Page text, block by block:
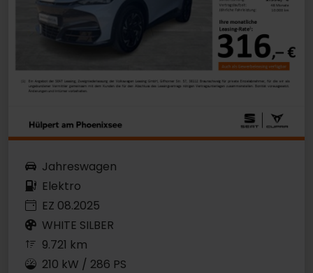
Jahreswagen
Elektro
EZ 08.2025
WHITE SILBER
9.721 km
210 kW / 286 PS